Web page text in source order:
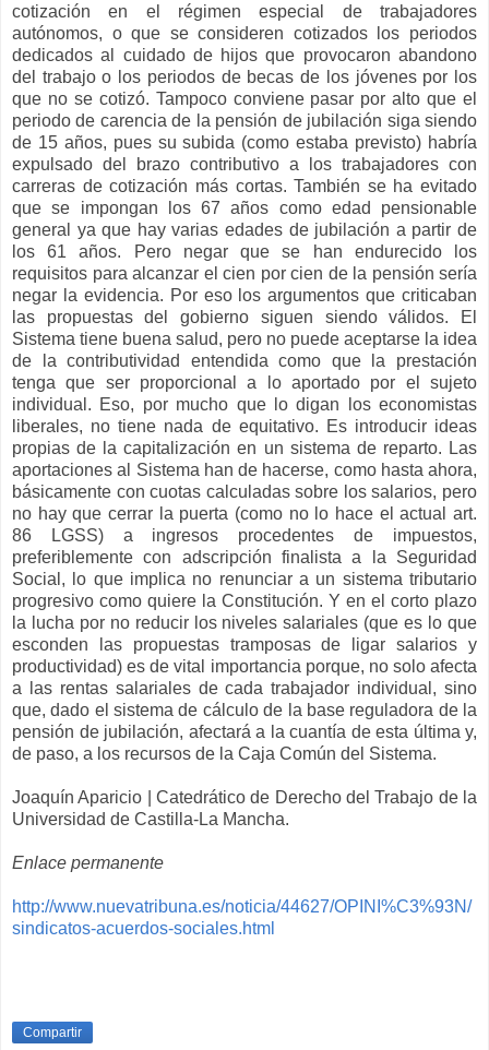
cotización en el régimen especial de trabajadores
autónomos, o que se consideren cotizados los periodos
dedicados al cuidado de hijos que provocaron abandono
del trabajo o los periodos de becas de los jóvenes por los
que no se cotizó. Tampoco conviene pasar por alto que el
periodo de carencia de la pensión de jubilación siga siendo
de 15 años, pues su subida (como estaba previsto) habría
expulsado del brazo contributivo a los trabajadores con
carreras de cotización más cortas. También se ha evitado
que se impongan los 67 años como edad pensionable
general ya que hay varias edades de jubilación a partir de
los 61 años. Pero negar que se han endurecido los
requisitos para alcanzar el cien por cien de la pensión sería
negar la evidencia. Por eso los argumentos que criticaban
las propuestas del gobierno siguen siendo válidos. El
Sistema tiene buena salud, pero no puede aceptarse la idea
de la contributividad entendida como que la prestación
tenga que ser proporcional a lo aportado por el sujeto
individual. Eso, por mucho que lo digan los economistas
liberales, no tiene nada de equitativo. Es introducir ideas
propias de la capitalización en un sistema de reparto. Las
aportaciones al Sistema han de hacerse, como hasta ahora,
básicamente con cuotas calculadas sobre los salarios, pero
no hay que cerrar la puerta (como no lo hace el actual art.
86 LGSS) a ingresos procedentes de impuestos,
preferiblemente con adscripción finalista a la Seguridad
Social, lo que implica no renunciar a un sistema tributario
progresivo como quiere la Constitución. Y en el corto plazo
la lucha por no reducir los niveles salariales (que es lo que
esconden las propuestas tramposas de ligar salarios y
productividad) es de vital importancia porque, no solo afecta
a las rentas salariales de cada trabajador individual, sino
que, dado el sistema de cálculo de la base reguladora de la
pensión de jubilación, afectará a la cuantía de esta última y,
de paso, a los recursos de la Caja Común del Sistema.
Joaquín Aparicio | Catedrático de Derecho del Trabajo de la
Universidad de Castilla-La Mancha.
Enlace permanente
http://www.nuevatribuna.es/noticia/44627/OPINI%C3%93N/
sindicatos-acuerdos-sociales.html
Compartir